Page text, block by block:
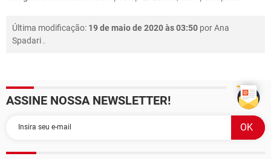
Última modificação: 19 de maio de 2020 às 03:50 porAna
Spadari .
ASSINE NOSSA NEWSLETTER!